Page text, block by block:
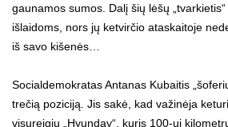
gaunamos sumos. Dalį šių lėšų
išlaidoms, nors jų ketvirčio ataskaitoje
iš savo kišenės…
Socialdemokratas Antanas Kubaitis
trečią poziciją. Jis sakė, kad važinėja
visureigiu „Hyunday“, kuris 100-ui